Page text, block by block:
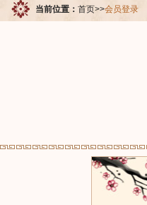
当前位置： 首页>>会员登录